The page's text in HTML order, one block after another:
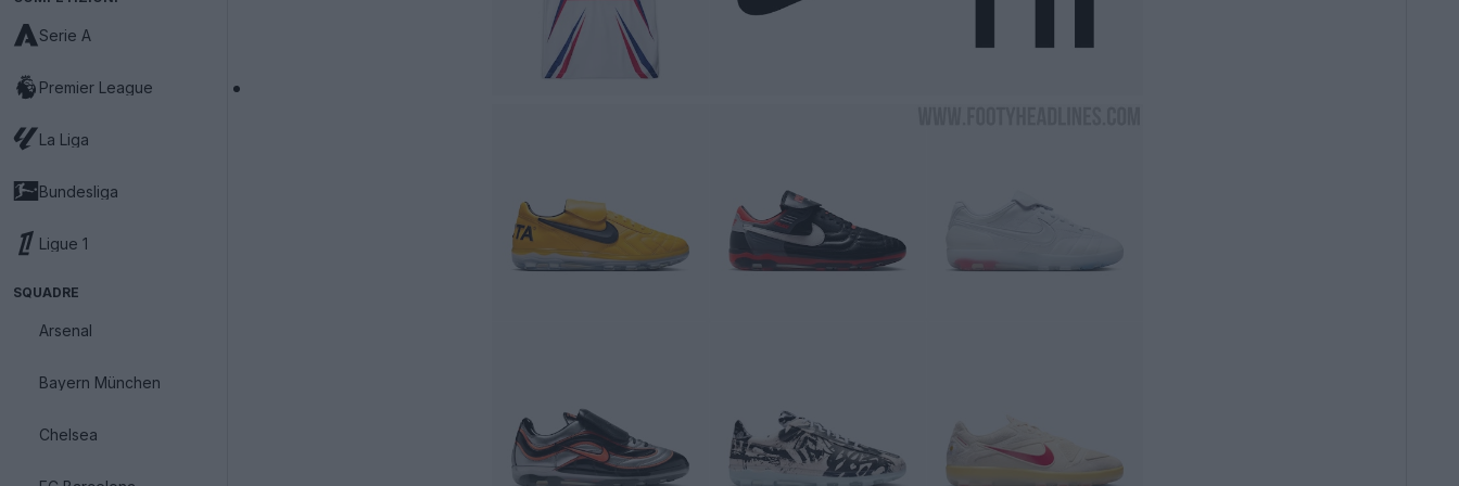
Serie A
Premier League
La Liga
Bundesliga
Ligue 1
SQUADRE
Arsenal
Bayern München
Chelsea